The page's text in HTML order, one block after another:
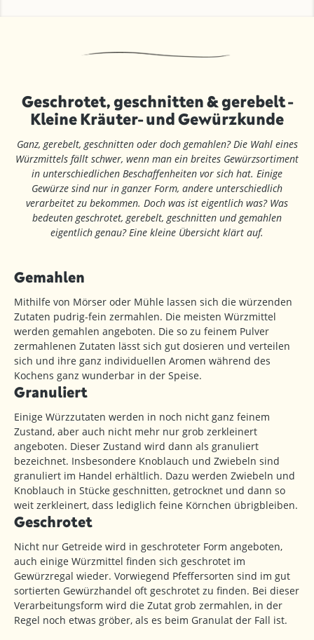
Geschrotet, geschnitten & gerebelt -
Kleine Kräuter- und Gewürzkunde
Ganz, gerebelt, geschnitten oder doch gemahlen? Die Wahl eines
Würzmittels fällt schwer, wenn man ein breites Gewürzsortiment
in unterschiedlichen Beschaffenheiten vor sich hat. Einige
Gewürze sind nur in ganzer Form, andere unterschiedlich
verarbeitet zu bekommen. Doch was ist eigentlich was? Was
bedeuten geschrotet, gerebelt, geschnitten und gemahlen
eigentlich genau? Eine kleine Übersicht klärt auf.
Gemahlen
Mithilfe von Mörser oder Mühle lassen sich die würzenden
Zutaten pudrig-fein zermahlen. Die meisten Würzmittel
werden gemahlen angeboten. Die so zu feinem Pulver
zermahlenen Zutaten lässt sich gut dosieren und verteilen
sich und ihre ganz individuellen Aromen während des
Kochens ganz wunderbar in der Speise.
Granuliert
Einige Würzzutaten werden in noch nicht ganz feinem
Zustand, aber auch nicht mehr nur grob zerkleinert
angeboten. Dieser Zustand wird dann als granuliert
bezeichnet. Insbesondere Knoblauch und Zwiebeln sind
granuliert im Handel erhältlich. Dazu werden Zwiebeln und
Knoblauch in Stücke geschnitten, getrocknet und dann so
weit zerkleinert, dass lediglich feine Körnchen übrigbleiben.
Geschrotet
Nicht nur Getreide wird in geschroteter Form angeboten,
auch einige Würzmittel finden sich geschrotet im
Gewürzregal wieder. Vorwiegend Pfeffersorten sind im gut
sortierten Gewürzhandel oft geschrotet zu finden. Bei dieser
Verarbeitungsform wird die Zutat grob zermahlen, in der
Regel noch etwas gröber, als es beim Granulat der Fall ist.